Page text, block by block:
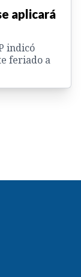
aplicará
indicó
feriado a